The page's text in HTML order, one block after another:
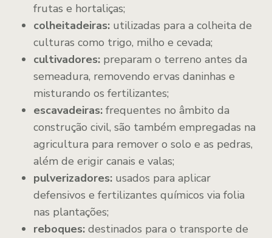
frutas e hortaliças;
colheitadeiras: utilizadas para a colheita de
culturas como trigo, milho e cevada;
cultivadores: preparam o terreno antes da
semeadura, removendo ervas daninhas e
misturando os fertilizantes;
escavadeiras: frequentes no âmbito da
construção civil, são também empregadas na
agricultura para remover o solo e as pedras,
além de erigir canais e valas;
pulverizadores: usados para aplicar
defensivos e fertilizantes químicos via folia
nas plantações;
reboques: destinados para o transporte de